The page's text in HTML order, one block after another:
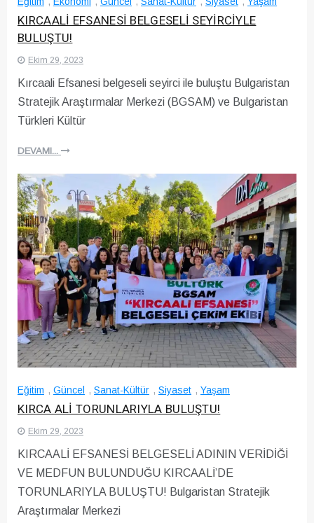
KIRCAALİ EFSANESİ BELGESELİ SEYİRCİYLE
BULUŞTU!
Ekim 29, 2023
Kırcaali Efsanesi belgeseli seyirci ile buluştu Bulgaristan
Stratejik Araştırmalar Merkezi (BGSAM) ve Bulgaristan
Türkleri Kültür
DEVAMI...
Eğitim , Güncel , Sanat-Kültür , Siyaset , Yaşam
KIRCA ALİ TORUNLARIYLA BULUŞTU!
Ekim 29, 2023
KIRCAALİ EFSANESİ BELGESELİ ADININ VERİDİĞİ
VE MEDFUN BULUNDUĞU KIRCAALİ’DE
TORUNLARIYLA BULUŞTU! Bulgaristan Stratejik
Araştırmalar Merkezi